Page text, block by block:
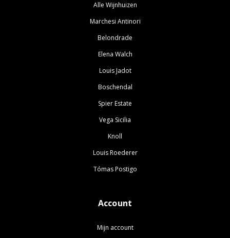
Alle Wijnhuizen
Marchesi Antinori
Belondrade
Elena Walch
Louis Jadot
Boschendal
Spier Estate
Vega Sicilia
Knoll
Louis Roederer
Tómas Postigo
Account
Mijn account